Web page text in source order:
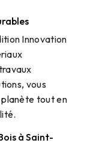
Innovation
vous
tout en
à Saint-